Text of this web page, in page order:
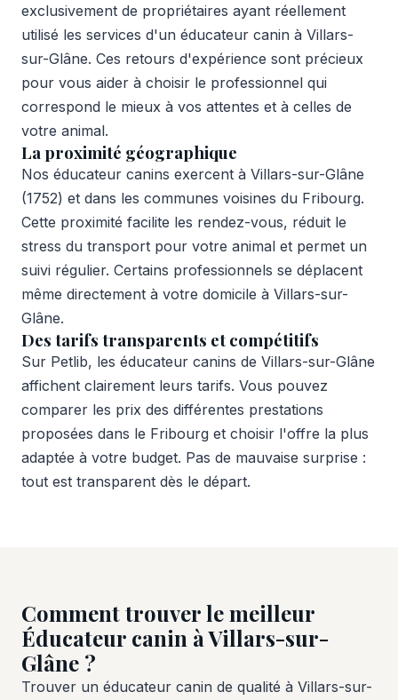
exclusivement de propriétaires ayant réellement
utilisé les services d'un éducateur canin à Villars-
sur-Glâne. Ces retours d'expérience sont précieux
pour vous aider à choisir le professionnel qui
correspond le mieux à vos attentes et à celles de
votre animal.
La proximité géographique
Nos éducateur canins exercent à Villars-sur-Glâne
(1752) et dans les communes voisines du Fribourg.
Cette proximité facilite les rendez-vous, réduit le
stress du transport pour votre animal et permet un
suivi régulier. Certains professionnels se déplacent
même directement à votre domicile à Villars-sur-
Glâne.
Des tarifs transparents et compétitifs
Sur Petlib, les éducateur canins de Villars-sur-Glâne
affichent clairement leurs tarifs. Vous pouvez
comparer les prix des différentes prestations
proposées dans le Fribourg et choisir l'offre la plus
adaptée à votre budget. Pas de mauvaise surprise :
tout est transparent dès le départ.
Comment trouver le meilleur
Éducateur canin à Villars-sur-
Glâne ?
Trouver un éducateur canin de qualité à Villars-sur-